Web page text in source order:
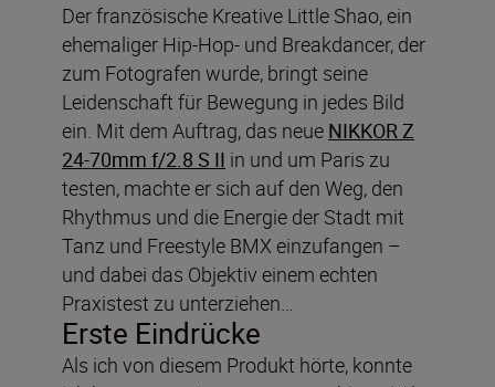
Der französische Kreative Little Shao, ein
ehemaliger Hip-Hop- und Breakdancer, der
zum Fotografen wurde, bringt seine
Leidenschaft für Bewegung in jedes Bild
ein. Mit dem Auftrag, das neue NIKKOR Z
24-70mm f/2.8 S II in und um Paris zu
testen, machte er sich auf den Weg, den
Rhythmus und die Energie der Stadt mit
Tanz und Freestyle BMX einzufangen –
und dabei das Objektiv einem echten
Praxistest zu unterziehen…
Erste Eindrücke
Als ich von diesem Produkt hörte, konnte